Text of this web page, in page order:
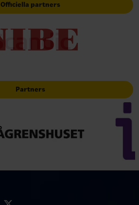
Officiella partners
Partners